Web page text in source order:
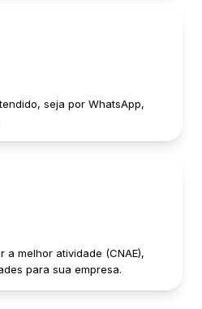
seja por WhatsApp,
a melhor atividade (CNAE),
para sua empresa.